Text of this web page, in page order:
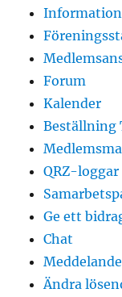
Forum
Kalender
Beställning
QRZ-loggar
Ge ett
Chat
Ändra